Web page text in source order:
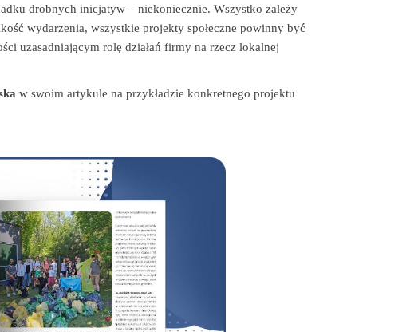
drobnych inicjatyw – niekoniecznie. Wszystko zależy
wydarzenia, wszystkie projekty społeczne powinny być
uzasadniającym rolę działań firmy na rzecz lokalnej
w swoim artykule na przykładzie konkretnego projektu